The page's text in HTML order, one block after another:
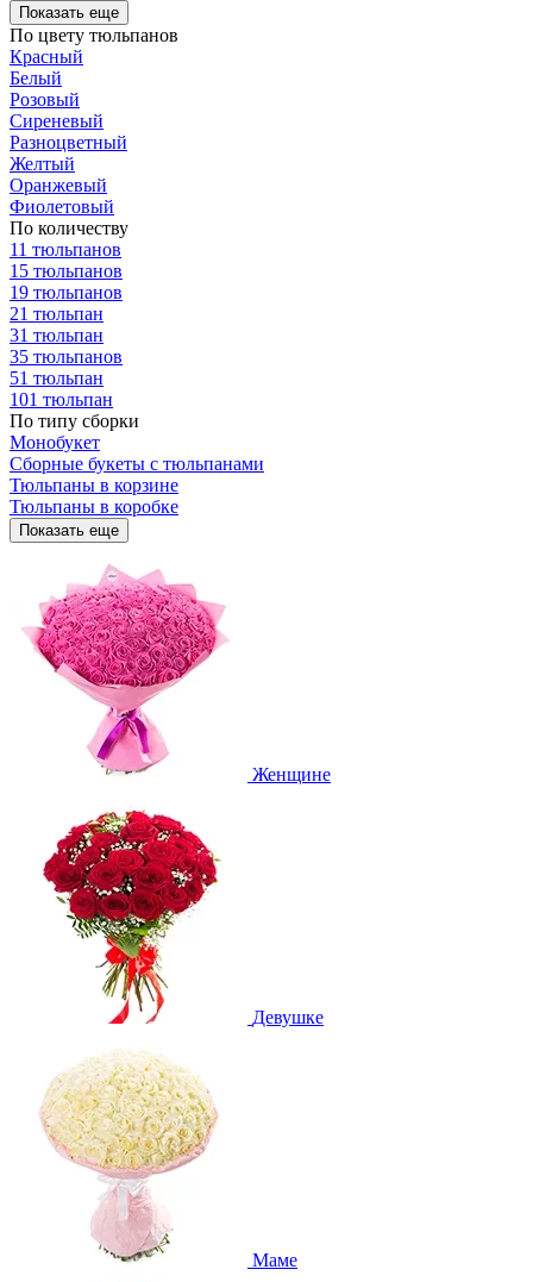
Показать еще
По цвету тюльпанов
Красный
Белый
Розовый
Сиреневый
Разноцветный
Желтый
Оранжевый
Фиолетовый
По количеству
11 тюльпанов
15 тюльпанов
19 тюльпанов
21 тюльпан
31 тюльпан
35 тюльпанов
51 тюльпан
101 тюльпан
По типу сборки
Монобукет
Сборные букеты с тюльпанами
Тюльпаны в корзине
Тюльпаны в коробке
Показать еще
Женщине
Девушке
Маме